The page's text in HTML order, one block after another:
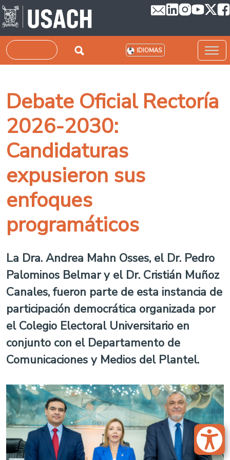
Pasar al contenido principal
Buscar IDIOMAS
Debate Oficial Rectoría
2026-2030:
Candidaturas
expusieron sus
enfoques
programáticos
La Dra. Andrea Mahn Osses, el Dr. Pedro
Palominos Belmar y el Dr. Cristián Muñoz
Canales, fueron parte de esta instancia de
participación democrática organizada por
el Colegio Electoral Universitario en
conjunto con el Departamento de
Comunicaciones y Medios del Plantel.